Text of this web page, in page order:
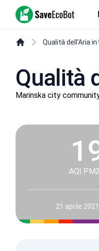
SaveEcoBot
Qualità dell'Aria in
Qualità
Marinska city
AQI
21 aprile